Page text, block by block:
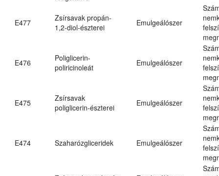
E477
Zsírsavak propán-
1,2-diol-észterei
Emulgeálószer
E476
Poliglicerin-
poliricinoleát
Emulgeálószer
E475
Zsírsavak
poliglicerin-észterei
Emulgeálószer
E474 Szaharózgliceridek Emulgeálószer